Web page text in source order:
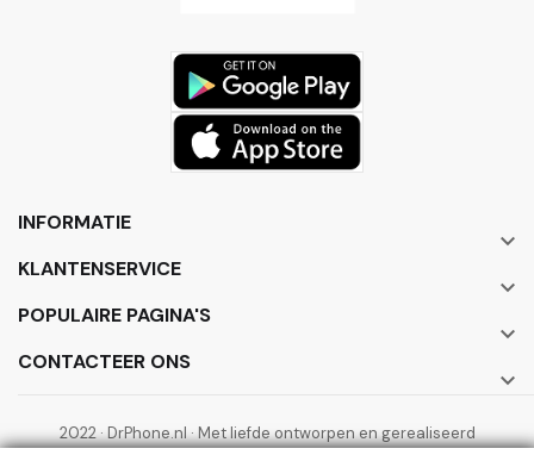
INFORMATIE

KLANTENSERVICE

POPULAIRE PAGINA'S

CONTACTEER ONS

2022 · DrPhone.nl · Met liefde ontworpen en gerealiseerd